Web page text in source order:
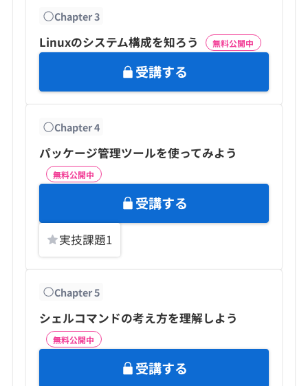
Chapter3
Linuxのシステム構成を知ろう 無料公開中
受講する
Chapter4
パッケージ管理ツールを使ってみよう
無料公開中
受講する
実技課題1
Chapter5
シェルコマンドの考え方を理解しよう
無料公開中
受講する